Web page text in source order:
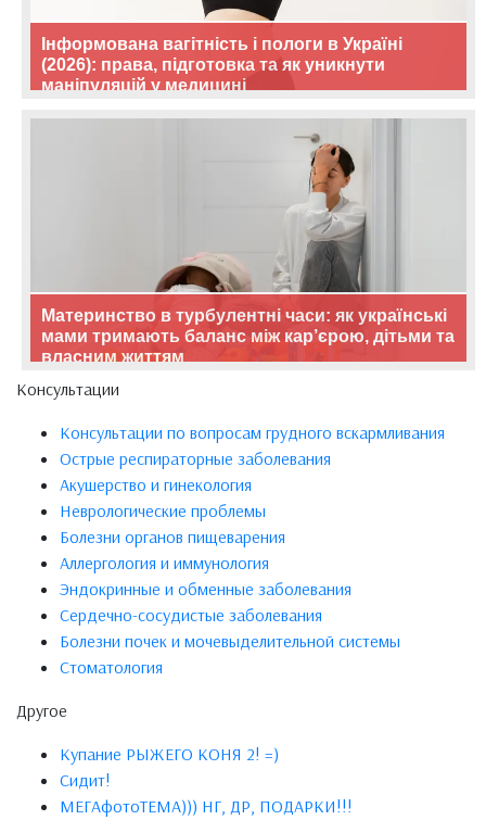
Інформована вагітність і пологи в Україні
(2026): права, підготовка та як уникнути
маніпуляцій у медицині
Материнство в турбулентні часи: як українські
мами тримають баланс між кар’єрою, дітьми та
власним життям
Консультации
Консультации по вопросам грудного вскармливания
Острые респираторные заболевания
Акушерство и гинекология
Неврологические проблемы
Болезни органов пищеварения
Аллергология и иммунология
Эндокринные и обменные заболевания
Сердечно-сосудистые заболевания
Болезни почек и мочевыделительной системы
Стоматология
Другое
Купание РЫЖЕГО КОНЯ 2! =)
Сидит!
МЕГАфотоТЕМА))) НГ, ДР, ПОДАРКИ!!!